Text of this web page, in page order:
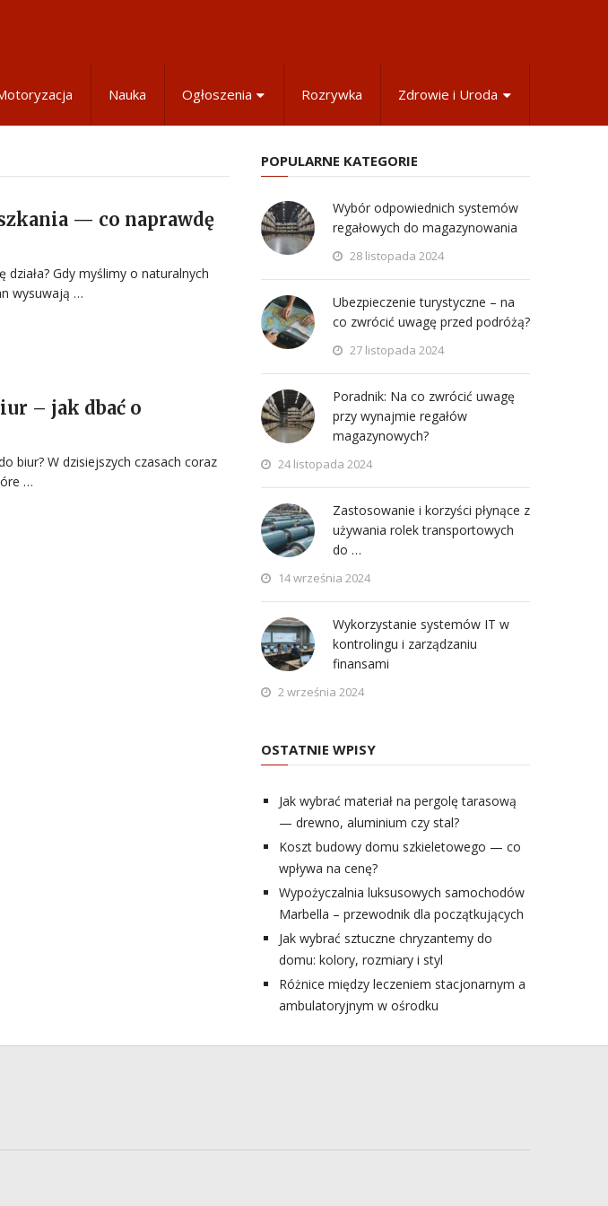
Nauka Ogłoszenia Rozrywka Zdrowie i Uroda
— co naprawdę
Gdy myślimy o naturalnych
wysuwają …
– jak dbać o
biur? W dzisiejszych czasach coraz
…
POPULARNE KATEGORIE
Wybór odpowiednich systemów
regałowych do magazynowania
28 listopada 2024
Ubezpieczenie turystyczne – na
co zwrócić uwagę przed podróżą?
27 listopada 2024
Poradnik: Na co zwrócić uwagę
przy wynajmie regałów
magazynowych?
24 listopada 2024
Zastosowanie i korzyści płynące z
używania rolek transportowych
do …
14 września 2024
Wykorzystanie systemów IT w
kontrolingu i zarządzaniu
finansami
2 września 2024
OSTATNIE WPISY
Jak wybrać materiał na pergolę tarasową
— drewno, aluminium czy stal?
Koszt budowy domu szkieletowego — co
wpływa na cenę?
Wypożyczalnia luksusowych samochodów
Marbella – przewodnik dla początkujących
Jak wybrać sztuczne chryzantemy do
domu: kolory, rozmiary i styl
Różnice między leczeniem stacjonarnym a
ambulatoryjnym w ośrodku